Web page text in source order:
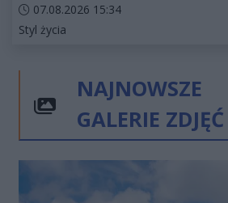
Data dodania artykułu:
07.08.2026 15:34
Kategorie artykułu:
Styl życia
NAJNOWSZE
GALERIE ZDJĘĆ